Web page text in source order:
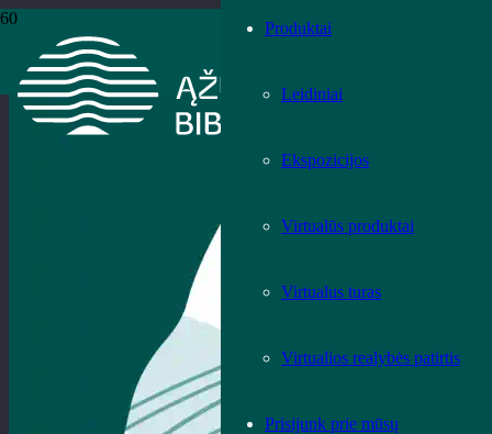
Produktai
Leidiniai
Ekspozicijos
Virtualūs produktai
Virtualus turas
Virtualios realybės patirtis
Prisijunk prie mūsų